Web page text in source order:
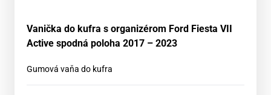
Vanička do kufra s organizérom Ford Fiesta VII
Active spodná poloha 2017 – 2023
Gumová vaňa do kufra